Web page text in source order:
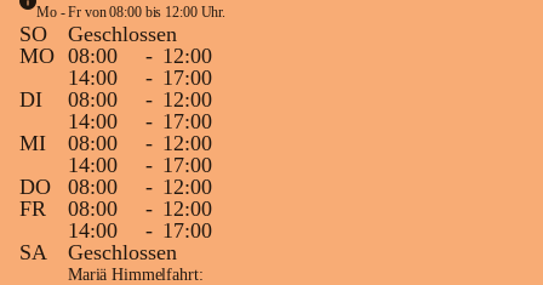
Mo - Fr von 08:00 bis 12:00 Uhr.
SO
Geschlossen
MO 08:00 - 12:00
14:00
- 17:00
DI
08:00 - 12:00
14:00
- 17:00
MI
08:00 - 12:00
14:00
- 17:00
DO
08:00 - 12:00
FR
08:00 - 12:00
14:00
- 17:00
SA
Geschlossen
Mariä Himmelfahrt: